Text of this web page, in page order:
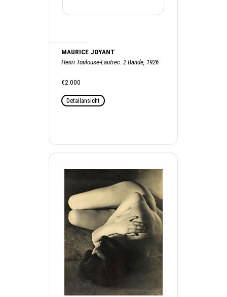
MAURICE JOYANT
Henri Toulouse-Lautrec. 2 Bände, 1926
€2.000
Detailansicht